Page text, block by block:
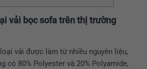
vải bọc sofa trên thị trường
vải được làm từ nhiều nguyên liệu,
có 80% Polyester và 20% Polyamide,